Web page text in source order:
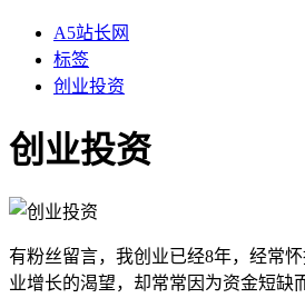
A5站长网
标签
创业投资
创业投资
有粉丝留言，我创业已经8年，经常
业增长的渴望，却常常因为资金短缺